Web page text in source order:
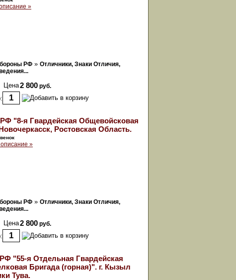
»
РФ » Отличники, Знаки Отличия,
Цена2 800 руб.
"8-я Гвардейская Общевойсковая
Ростовская Область.
»
РФ » Отличники, Знаки Отличия,
Цена2 800 руб.
"55-я Отдельная Гвардейская
Бригада (горная)". г. Кызыл
Тува.